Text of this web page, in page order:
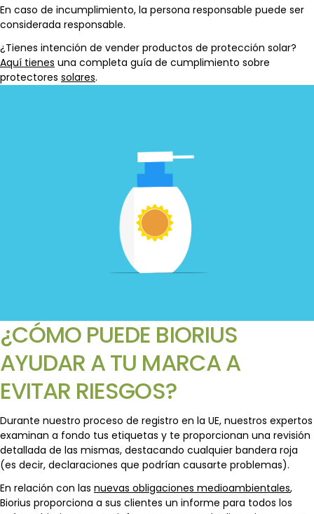
En caso de incumplimiento, la persona responsable puede ser
considerada responsable.
¿Tienes intención de vender productos de protección solar?
Aquí tienes una completa guía de cumplimiento sobre
protectores solares.
¿CÓMO PUEDE BIORIUS
AYUDAR A TU MARCA A
EVITAR RIESGOS?
Durante nuestro proceso de registro en la UE, nuestros expertos
examinan a fondo tus etiquetas y te proporcionan una revisión
detallada de las mismas, destacando cualquier bandera roja
(es decir, declaraciones que podrían causarte problemas).
En relación con las nuevas obligaciones medioambientales,
Biorius proporciona a sus clientes un informe para todos los